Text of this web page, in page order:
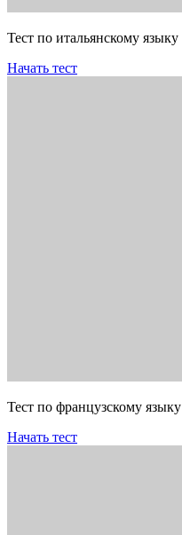
Тест по итальянскому языку
Начать тест
Тест по французскому языку
Начать тест